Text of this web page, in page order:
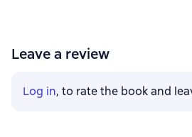
Leave a review
Log in, to rate the book and